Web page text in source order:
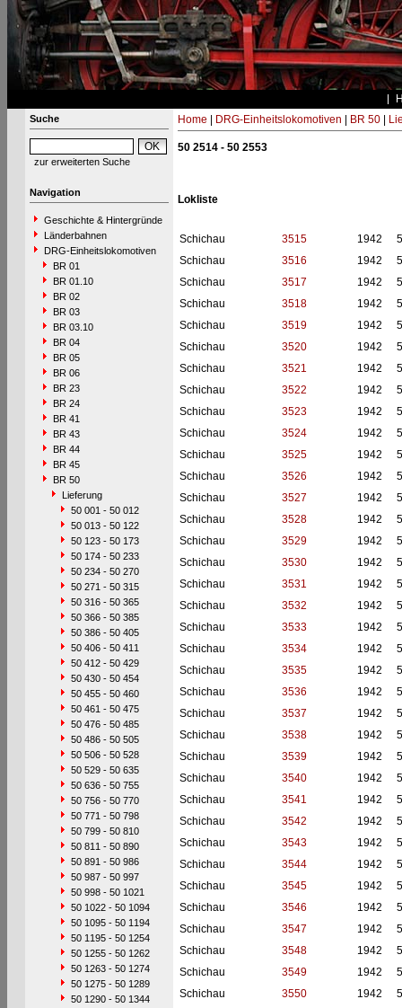
Suche
zur erweiterten Suche
Navigation
Geschichte & Hintergründe
Länderbahnen
DRG-Einheitslokomotiven
BR 01
BR 01.10
BR 02
BR 03
BR 03.10
BR 04
BR 05
BR 06
BR 23
BR 24
BR 41
BR 43
BR 44
BR 45
BR 50
Lieferung
50 001 - 50 012
50 013 - 50 122
50 123 - 50 173
50 174 - 50 233
50 234 - 50 270
50 271 - 50 315
50 316 - 50 365
50 366 - 50 385
50 386 - 50 405
50 406 - 50 411
50 412 - 50 429
50 430 - 50 454
50 455 - 50 460
50 461 - 50 475
50 476 - 50 485
50 486 - 50 505
50 506 - 50 528
50 529 - 50 635
50 636 - 50 755
50 756 - 50 770
50 771 - 50 798
50 799 - 50 810
50 811 - 50 890
50 891 - 50 986
50 987 - 50 997
50 998 - 50 1021
50 1022 - 50 1094
50 1095 - 50 1194
50 1195 - 50 1254
50 1255 - 50 1262
50 1263 - 50 1274
50 1275 - 50 1289
50 1290 - 50 1344
Home DRG-Einheitslokomotiven BR 50|
50 2514 - 50 2553
Lokliste
Schichau 3515 1942
Schichau
3516 1942
Schichau
3517 1942
Schichau
3518 1942
Schichau
3519 1942
Schichau
3520 1942
Schichau
3521 1942
Schichau
3522 1942
Schichau
3523 1942
Schichau
3524 1942
Schichau
3525 1942
Schichau
3526 1942
Schichau
3527 1942
Schichau
3528 1942
Schichau
3529 1942
Schichau
3530 1942
Schichau
3531 1942
Schichau
3532 1942
Schichau
3533 1942
Schichau
3534 1942
Schichau
3535 1942
Schichau
3536 1942
Schichau
3537 1942
Schichau
3538 1942
Schichau
3539 1942
Schichau
3540 1942
Schichau
3541 1942
Schichau
3542 1942
Schichau
3543 1942
Schichau
3544 1942
Schichau
3545 1942
Schichau
3546 1942
Schichau
3547 1942
Schichau
3548 1942
Schichau
3549 1942
Schichau
3550 1942